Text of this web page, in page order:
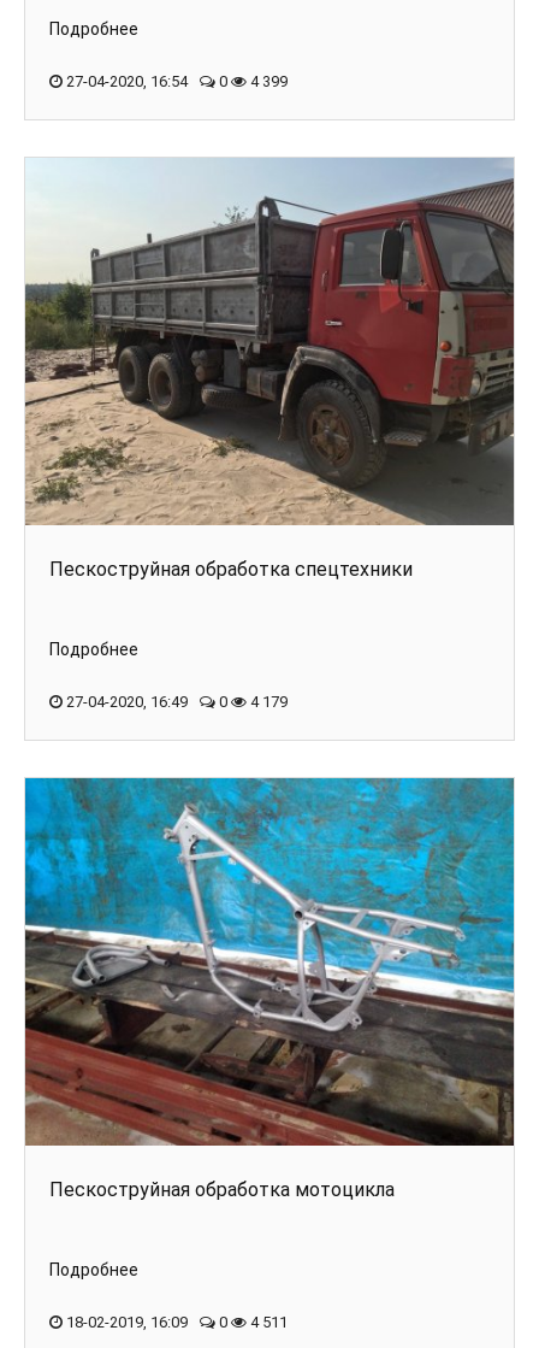
Подробнее
27-04-2020, 16:54 0 4 399
Пескоструйная обработка спецтехники
Подробнее
27-04-2020, 16:49 0 4 179
Пескоструйная обработка мотоцикла
Подробнее
18-02-2019, 16:09 0 4 511